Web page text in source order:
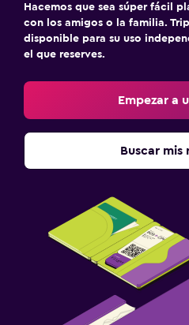
Hacemos que sea súper fácil
con los amigos o la familia.
disponible para su uso
el que reserves.
Empezar a
Buscar mis